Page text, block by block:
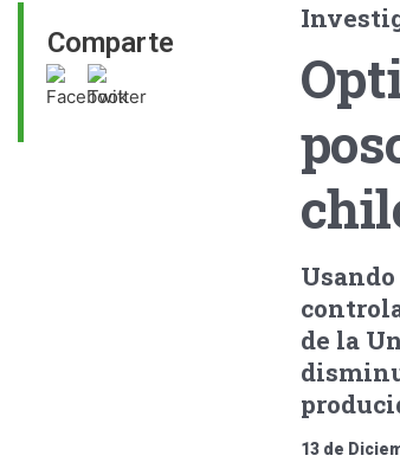
Comparte
de la
13 de